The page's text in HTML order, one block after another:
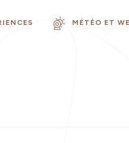
MÉTÉO ET